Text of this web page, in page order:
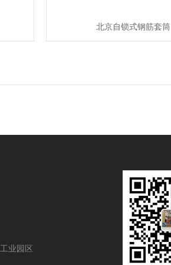
北京自锁式钢筋套筒
业园区